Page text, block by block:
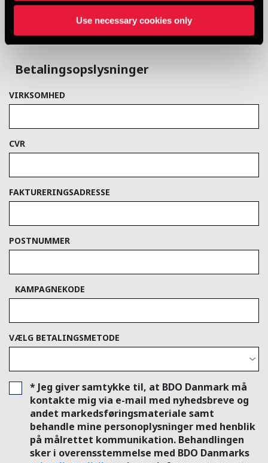
Use necessary cookies only
Betalingsopslysninger
VIRKSOMHED
CVR
FAKTURERINGSADRESSE
POSTNUMMER
KAMPAGNEKODE
VÆLG BETALINGSMETODE
* Jeg giver samtykke til, at BDO Danmark må
kontakte mig via e-mail med nyhedsbreve og
andet markedsføringsmateriale samt
behandle mine personoplysninger med henblik
på målrettet kommunikation. Behandlingen
sker i overensstemmelse med BDO Danmarks